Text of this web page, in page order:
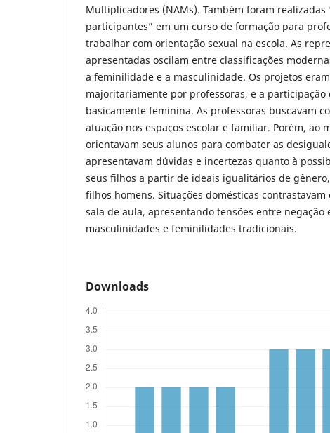
Multiplicadores (NAMs). Também foram realizadas
participantes” em um curso de formação para
trabalhar com orientação sexual na escola. As
apresentadas oscilam entre classificações
a feminilidade e a masculinidade. Os projetos
majoritariamente por professoras, e a participação
basicamente feminina. As professoras buscavam
atuação nos espaços escolar e familiar. Porém, ao
orientavam seus alunos para combater as
apresentavam dúvidas e incertezas quanto à
seus filhos a partir de ideais igualitários de
filhos homens. Situações domésticas
sala de aula, apresentando tensões entre negação
masculinidades e feminilidades tradicionais.
Downloads